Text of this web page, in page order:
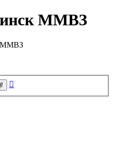
ММВЗ
ММВЗ
Поиск